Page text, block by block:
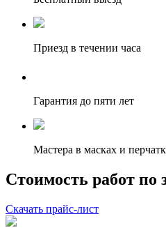
Приезд в течении часа
Гарантия до пяти лет
Мастера в масках и
Стоимость работ по
Скачать прайс-лист